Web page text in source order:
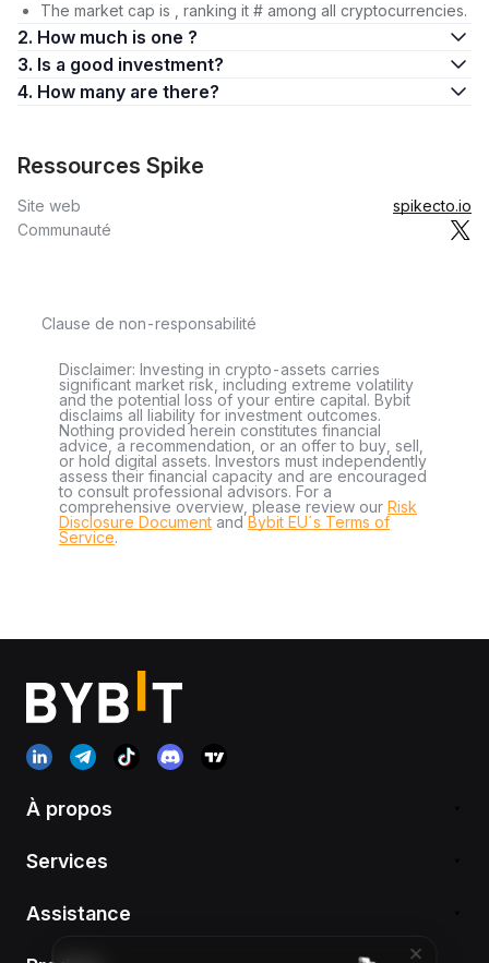
The market cap is , ranking it # among all cryptocurrencies.
2. How much is one ?
3. Is a good investment?
4. How many are there?
Ressources Spike
Site web
spikecto.io
Communauté
Clause de non-responsabilité
Disclaimer: Investing in crypto-assets carries
significant market risk, including extreme volatility
and the potential loss of your entire capital. Bybit
disclaims all liability for investment outcomes.
Nothing provided herein constitutes financial
advice, a recommendation, or an offer to buy, sell,
or hold digital assets. Investors must independently
assess their financial capacity and are encouraged
to consult professional advisors. For a
comprehensive overview, please review our Risk
Disclosure Document andBybit EU´s Terms of
Service.
À propos
Services
Assistance